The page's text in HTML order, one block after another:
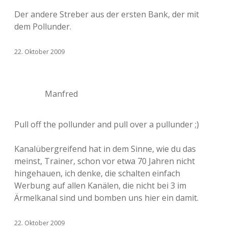
Der andere Streber aus der ersten Bank, der mit
dem Pollunder.
22. Oktober 2009
Manfred
Pull off the pollunder and pull over a pullunder ;)
Kanalübergreifend hat in dem Sinne, wie du das
meinst, Trainer, schon vor etwa 70 Jahren nicht
hingehauen, ich denke, die schalten einfach
Werbung auf allen Kanälen, die nicht bei 3 im
Ärmelkanal sind und bomben uns hier ein damit.
22. Oktober 2009